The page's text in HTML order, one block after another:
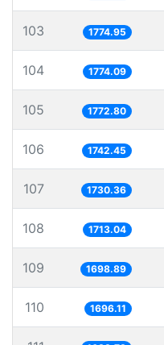
103 1774.95
104 1774.09
105 1772.80
106 1742.45
107 1730.36
108 1713.04
109 1698.89
110 1696.11